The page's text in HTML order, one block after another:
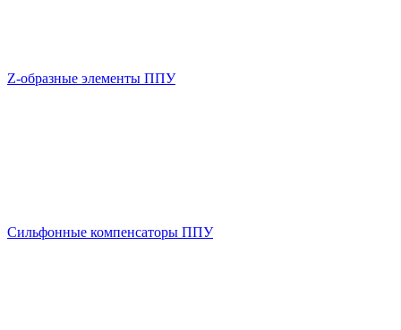
Z-образные элементы ППУ
Сильфонные компенсаторы ППУ